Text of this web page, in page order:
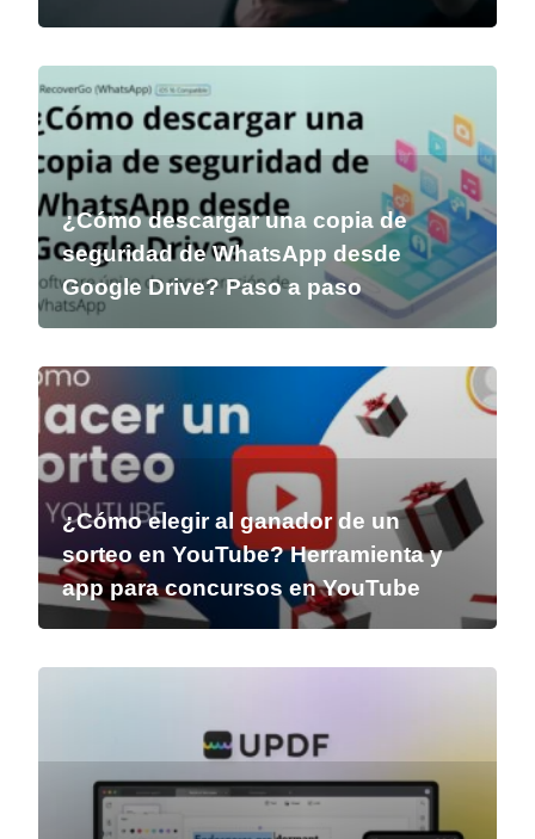
¿Cómo descargar una copia de
seguridad de WhatsApp desde
Google Drive? Paso a paso
¿Cómo elegir al ganador de un
sorteo en YouTube? Herramienta y
app para concursos en YouTube